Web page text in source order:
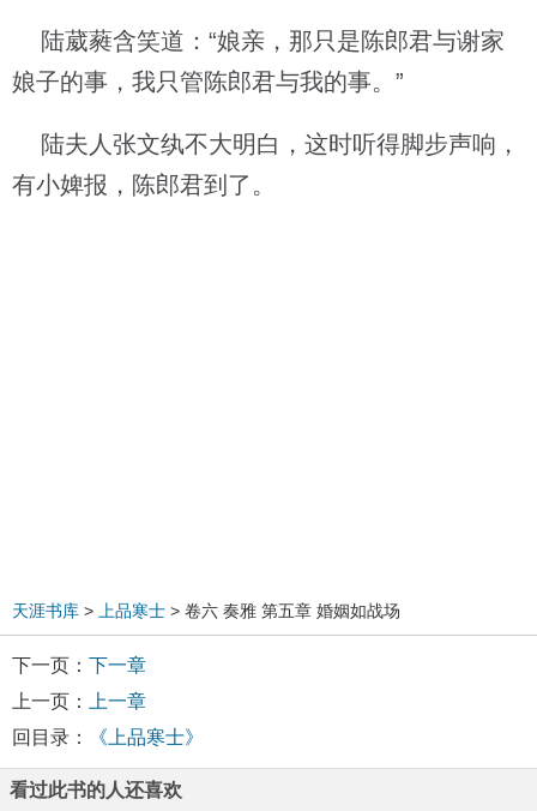
陆葳蕤含笑道：“娘亲，那只是陈郎君与谢家
娘子的事，我只管陈郎君与我的事。”
陆夫人张文纨不大明白，这时听得脚步声响，
有小婢报，陈郎君到了。
天涯书库 > 上品寒士 > 卷六 奏雅 第五章 婚姻如战场
下一页： 下一章
上一页：
上一章
回目录：
《上品寒士》
看过此书的人还喜欢